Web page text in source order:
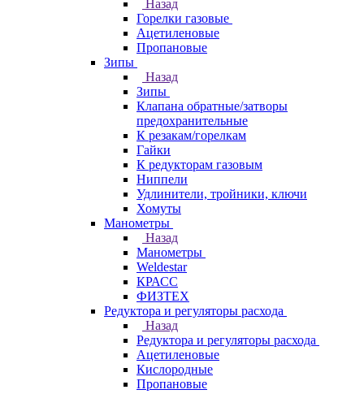
Назад
Горелки газовые
Ацетиленовые
Пропановые
Зипы
Назад
Зипы
Клапана обратные/затворы
предохранительные
К резакам/горелкам
Гайки
К редукторам газовым
Ниппели
Удлинители, тройники, ключи
Хомуты
Манометры
Назад
Манометры
Weldestar
КРАСС
ФИЗТЕХ
Редуктора и регуляторы расхода
Назад
Редуктора и регуляторы расхода
Ацетиленовые
Кислородные
Пропановые